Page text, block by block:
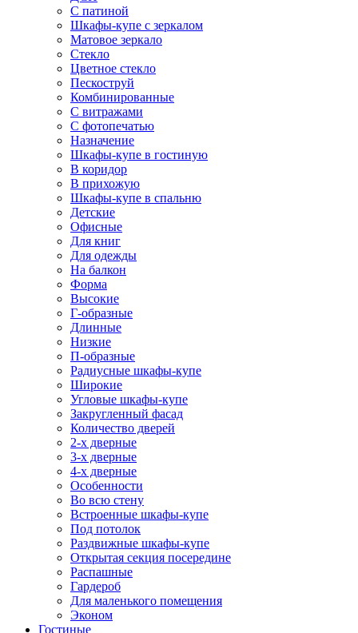
С патиной
Шкафы-купе с зеркалом
Матовое зеркало
Стекло
Цветное стекло
Пескоструй
Комбинированные
С витражами
С фотопечатью
Назначение
Шкафы-купе в гостиную
В коридор
В прихожую
Шкафы-купе в спальню
Детские
Офисные
Для книг
Для одежды
На балкон
Форма
Высокие
Г-образные
Длинные
Низкие
П-образные
Радиусные шкафы-купе
Широкие
Угловые шкафы-купе
Закругленный фасад
Количество дверей
2-х дверные
3-х дверные
4-х дверные
Особенности
Во всю стену
Встроенные шкафы-купе
Под потолок
Раздвижные шкафы-купе
Открытая секция посередине
Распашные
Гардероб
Для маленького помещения
Эконом
Гостиные